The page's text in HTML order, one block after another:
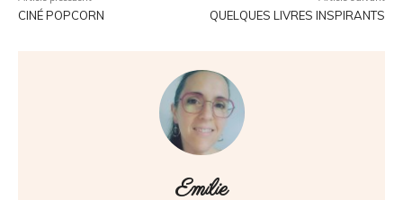
CINÉ POPCORN QUELQUES LIVRES INSPIRANTS
Emilie